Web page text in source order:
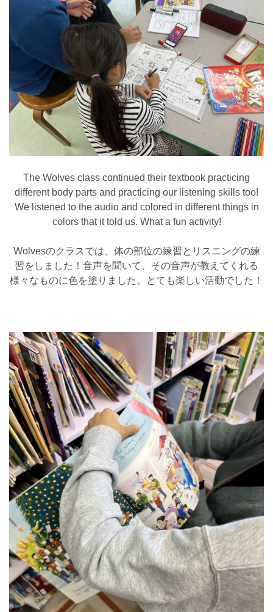
The Wolves class continued their textbook practicing
different body parts and practicing our listening skills too!
We listened to the audio and colored in different things in
colors that it told us. What a fun activity!
Wolvesのクラスでは、体の部位の練習とリスニングの練
習をしました！音声を聞いて、その音声が教えてくれる
様々なものに色を塗りました。とても楽しい活動でした！